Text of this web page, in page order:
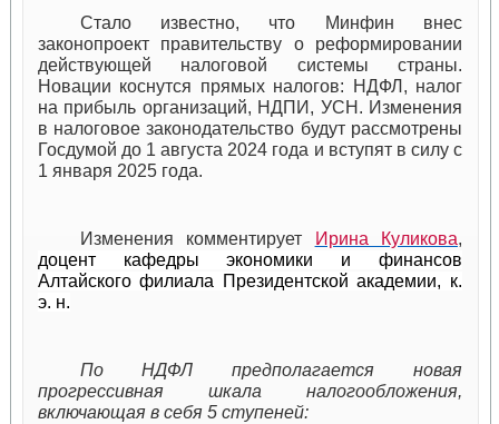
Стало известно, что Минфин внес
законопроект правительству о реформировании
действующей налоговой системы страны.
Новации коснутся прямых налогов: НДФЛ, налог
на прибыль организаций, НДПИ, УСН. Изменения
в налоговое законодательство будут рассмотрены
Госдумой до 1 августа 2024 года и вступят в силу с
1 января 2025 года.
Изменения комментирует Ирина Куликова,
доцент кафедры экономики и финансов
Алтайского филиала Президентской академии, к.
э. н.
По НДФЛ предполагается новая
прогрессивная шкала налогообложения,
включающая в себя 5 ступеней: